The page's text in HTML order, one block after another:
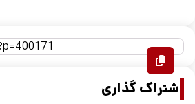
اشتراک گذاری